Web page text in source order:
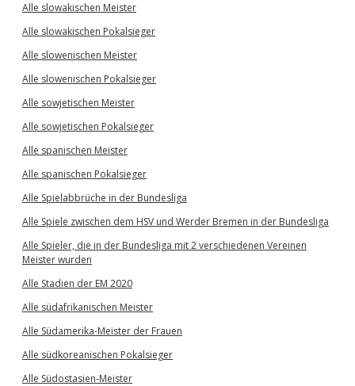
Alle slowakischen Meister
Alle slowakischen Pokalsieger
Alle slowenischen Meister
Alle slowenischen Pokalsieger
Alle sowjetischen Meister
Alle sowjetischen Pokalsieger
Alle spanischen Meister
Alle spanischen Pokalsieger
Alle Spielabbrüche in der Bundesliga
Alle Spiele zwischen dem HSV und Werder Bremen in der Bundesliga
Alle Spieler, die in der Bundesliga mit 2 verschiedenen Vereinen
Meister wurden
Alle Stadien der EM 2020
Alle südafrikanischen Meister
Alle Südamerika-Meister der Frauen
Alle südkoreanischen Pokalsieger
Alle Südostasien-Meister